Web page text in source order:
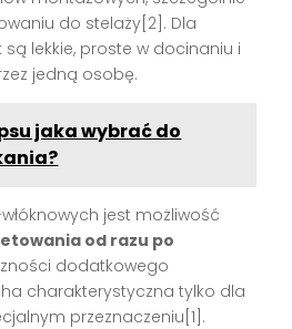
do stelaży[2]. Dla
lekkie, proste w docinaniu i
jedną osobę.
jaka wybrać do
jest możliwość
od razu po
dodatkowego
charakterystyczna tylko dla
przeznaczeniu[1].